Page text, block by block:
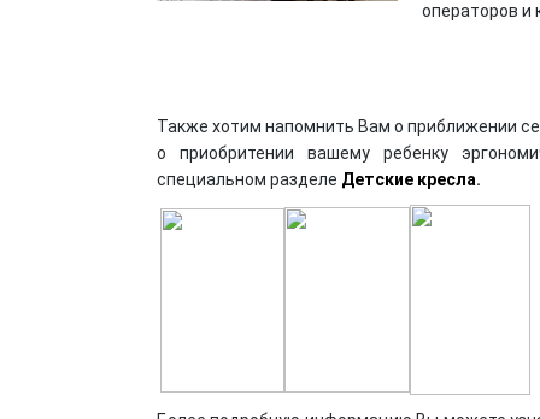
операторов и
Также хотим напомнить Вам о приближении
о приобритении вашему ребенку
специальном разделе Детские кресла.